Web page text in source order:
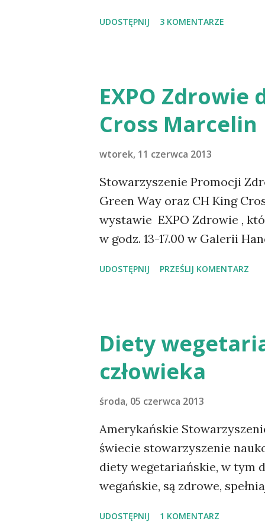
przestać się martwić i
radzenia sobie ze stresem i
jak zachować spokój i
poprowadzi Anna Ożarek -
godz. 18.00-20.00 przy
Liczy się kolejność
spzsz.poznan@gmail.com .
UDOSTĘPNIJ 3 KOMENTARZE
EXPO Zdrowie
Cross Marcelin
wtorek, 11 czerwca 2013
Stowarzyszenie Promocji
Green Way oraz CH King
wystawie EXPO Zdrowie ,
w godz. 13-17.00 w Galerii
Zdrowie jest to mobilna
odbywają. Staramy się to
zwracając uwagę na
Wystawa promuje osiem
słońcem,
Ocenia się, że gdyby w
zasady zdrowia
UDOSTĘPNIJ PRZEŚLIJ KOMENTARZ
Diety
człowieka
środa, 05 czerwca 2013
Amerykańskie
świecie stowarzyszenie
diety wegetariańskie, w tym
wegańskie, są zdrowe,
chorób. Dobrze
UDOSTĘPNIJ 1 KOMENTARZ